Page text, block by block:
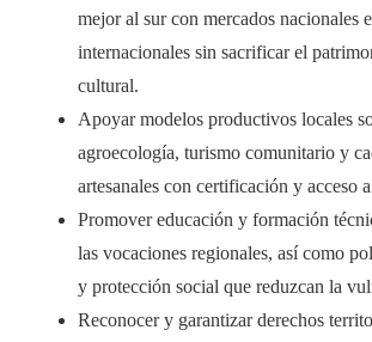
mejor al sur con mercados nacionales e
internacionales sin sacrificar el
cultural.
Apoyar modelos productivos locales
agroecología, turismo comunitario y
artesanales con certificación y acceso
Promover educación y formación
las vocaciones regionales, así como
y protección social que reduzcan la
Reconocer y garantizar derechos